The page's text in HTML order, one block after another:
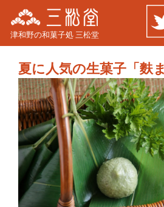
津和野の和菓子処 三松堂
夏に人気の生菓子「麩